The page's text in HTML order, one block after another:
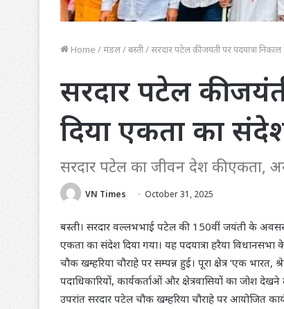
Home /मंडल/बस्ती/सरदार पटेल की जयंती पर पदयात्रा
सरदार पटेल की
दिया एकता का
सरदार पटेल का जीवन देश की एकता,
VN Times October 31, 2025
बस्ती। सरदार वल्लभभाई पटेल की 150वीं जयंती के अवसर
एकता का संदेश दिया गया। यह पदयात्रा हरैया
चौक खम्हरिया चौराहे पर सम्पन्न हुई। पूरा क्षेत्र ‘एक
पदाधिकारियों, कार्यकर्ताओं और क्षेत्रवासियों का जोश
उपरांत सरदार पटेल चौक खम्हरिया चौराहे पर आयोजित